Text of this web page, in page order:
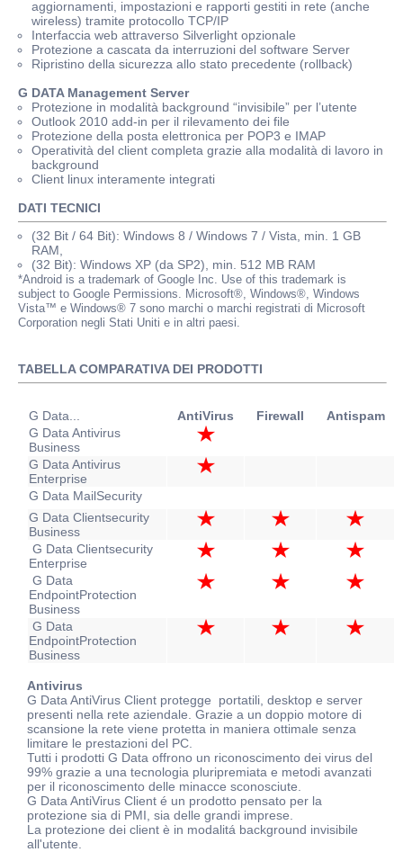
aggiornamenti, impostazioni e rapporti gestiti in rete (anche
wireless) tramite protocollo TCP/IP
Interfaccia web attraverso Silverlight opzionale
Protezione a cascata da interruzioni del software Server
Ripristino della sicurezza allo stato precedente (rollback)
G DATA Management Server
Protezione in modalità background “invisibile” per l’utente
Outlook 2010 add-in per il rilevamento dei file
Protezione della posta elettronica per POP3 e IMAP
Operatività del client completa grazie alla modalità di lavoro in
background
Client linux interamente integrati
DATI TECNICI
(32 Bit / 64 Bit): Windows 8 / Windows 7 / Vista, min. 1 GB
RAM,
(32 Bit): Windows XP (da SP2), min. 512 MB RAM
*Android is a trademark of Google Inc. Use of this trademark is
subject to Google Permissions. Microsoft®, Windows®, Windows
Vista™ e Windows® 7 sono marchi o marchi registrati di Microsoft
Corporation negli Stati Uniti e in altri paesi.
TABELLA COMPARATIVA DEI PRODOTTI
G Data... AntiVirus Firewall Antispam
G Data Antivirus
Business
G Data Antivirus
Enterprise
G Data MailSecurity
G Data Clientsecurity
Business
G Data Clientsecurity
Enterprise
G Data
EndpointProtection
Business
G Data
EndpointProtection
Business
Antivirus
G Data AntiVirus Client protegge portatili, desktop e server
presenti nella rete aziendale. Grazie a un doppio motore di
scansione la rete viene protetta in maniera ottimale senza
limitare le prestazioni del PC.
Tutti i prodotti G Data offrono un riconoscimento dei virus del
99% grazie a una tecnologia pluripremiata e metodi avanzati
per il riconoscimento delle minacce sconosciute.
G Data AntiVirus Client é un prodotto pensato per la
protezione sia di PMI, sia delle grandi imprese.
La protezione dei client è in modalitá background invisibile
all'utente.